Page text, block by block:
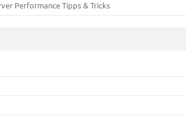
Performance Tipps & Tricks